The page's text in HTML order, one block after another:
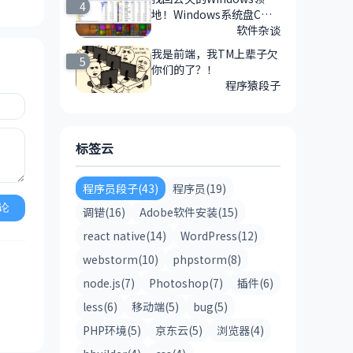
4
地！Windows系统盘C盘
清理神器-WizTree推荐
软件杂谈
5
我是前端，我TM上辈子欠
你们的了？！
程序猿段子
标签云
程序员段子(43)
程序员(19)
调错(16)
Adobe软件安装(15)
react native(14)
WordPress(12)
webstorm(10)
phpstorm(8)
node.js(7)
Photoshop(7)
插件(6)
less(6)
移动端(5)
bug(5)
PHP环境(5)
京东云(5)
浏览器(4)